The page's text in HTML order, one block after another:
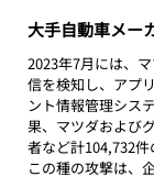
大手自動車メー
2023年7月には、
信を検知し、アプ
ント情報管理シス
果、マツダおよび
者など計104,732件
この種の攻撃は、